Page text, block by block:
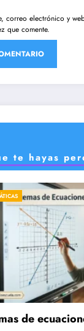
correo electrónico y
que comente.
te hayas
gráfico